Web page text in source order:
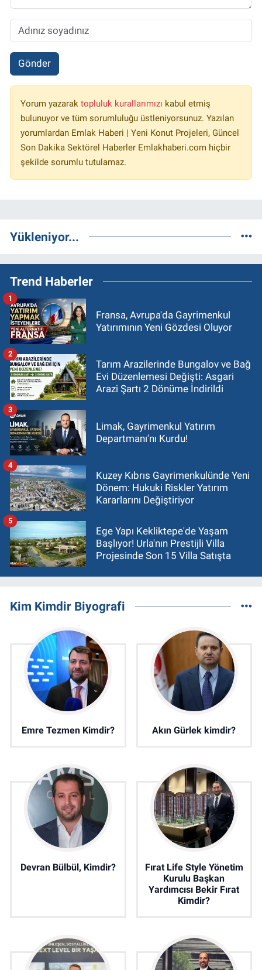
Gönder
Yorum yazarak topluluk kurallarımızı kabul etmiş
bulunuyor ve tüm sorumluluğu üstleniyorsunuz. Yazılan
yorumlardan Emlak Haberi | Yeni Konut Projeleri, Güncel
Son Dakika Sektörel Haberler Emlakhaberi.com hiçbir
şekilde sorumlu tutulamaz.
Yükleniyor...
Trend Haberler
Fransa, Avrupa'da Gayrimenkul
Yatırımının Yeni Gözdesi Oluyor
1
Tarım Arazilerinde Bungalov ve Bağ
Evi Düzenlemesi Değişti: Asgari
Arazi Şartı 2 Dönüme İndirildi
2
Limak, Gayrimenkul Yatırım
Departmanı'nı Kurdu!
3
Kuzey Kıbrıs Gayrimenkulünde Yeni
Dönem: Hukuki Riskler Yatırım
Kararlarını Değiştiriyor
4
Ege Yapı Kekliktepe'de Yaşam
Başlıyor! Urla'nın Prestijli Villa
Projesinde Son 15 Villa Satışta
5
Kim Kimdir Biyografi
Emre Tezmen Kimdir? Akın Gürlek kimdir?
Devran Bülbül, Kimdir?
Fırat Life Style Yönetim
Kurulu Başkan
Yardımcısı Bekir Fırat
Kimdir?